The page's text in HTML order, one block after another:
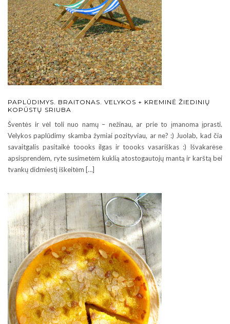
PAPLŪDIMYS. BRAITONAS. VELYKOS + KREMINĖ ŽIEDINIŲ
KOPŪSTŲ SRIUBA
Šventės ir vėl toli nuo namų – nežinau, ar prie to įmanoma įprasti.
Velykos paplūdimy skamba žymiai pozityviau, ar ne? :) Juolab, kad čia
savaitgalis pasitaikė toooks ilgas ir toooks vasariškas :) Išvakarėse
apsisprendėm, ryte susimetėm kuklią atostogautojų mantą ir karštą bei
tvankų didmiestį iškeitėm […]